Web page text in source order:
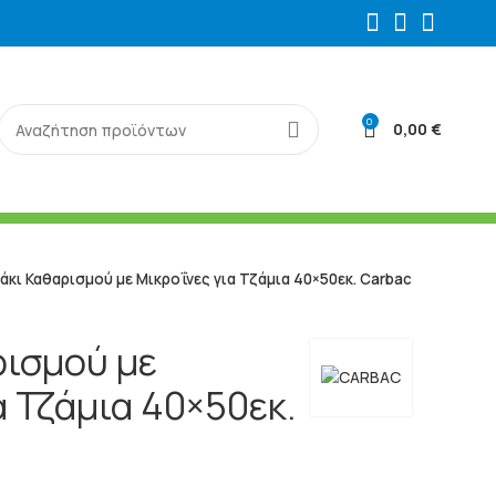
0 0,00€
Καθαρισμού με Μικροΐνες για Τζάμια 40×50εκ. Carbac
με
Τζάμια 40×50εκ.